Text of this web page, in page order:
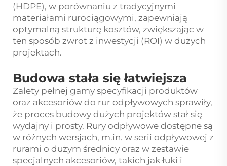
(HDPE), w porównaniu z tradycyjnymi
materiałami rurociągowymi, zapewniają
optymalną strukturę kosztów, zwiększając w
ten sposób zwrot z inwestycji (ROI) w dużych
projektach.
Budowa stała się łatwiejsza
Zalety pełnej gamy specyfikacji produktów
oraz akcesoriów do rur odpływowych sprawiły,
że proces budowy dużych projektów stał się
wydajny i prosty. Rury odpływowe dostępne są
w różnych wersjach, m.in. w serii odpływowej z
rurami o dużym średnicy oraz w zestawie
specjalnych akcesoriów, takich jak łuki i